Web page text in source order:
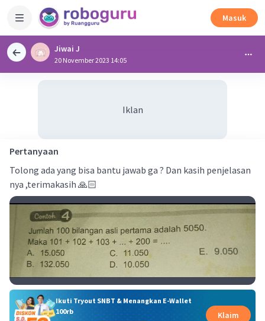
Masuk
Jiwai J
20 November 2023 14:05
Iklan
Pertanyaan
Tolong ada yang bisa bantu jawab ga ? Dan kasih penjelasan
nya ,terimakasih 🙏🏻
Ikuti Tryout SNBT & Menangkan E-Wallet
100rb
Klaim